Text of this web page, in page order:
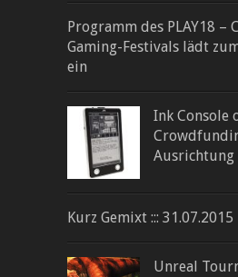
Programm des PLAY18 –
Gaming-Festivals lädt
ein
Ink Console
Ausrichtung
Kurz Gemixt ::: 31.07.2015
Unreal